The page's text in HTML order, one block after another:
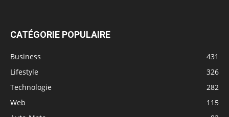
CATÉGORIE POPULAIRE
Business
431
Lifestyle
326
Technologie
282
Web
115